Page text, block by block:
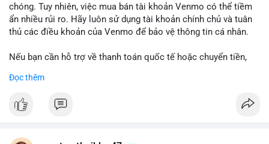
chóng. Tuy nhiên, việc mua bán tài khoản Venmo có thể tiềm
ẩn nhiều rủi ro. Hãy luôn sử dụng tài khoản chính chủ và tuân
thủ các điều khoản của Venmo để bảo vệ thông tin cá nhân.
Nếu bạn cần hỗ trợ về thanh toán quốc tế hoặc chuyển tiền,
cung cấp dịch vụ tư vấn và giải pháp thanh toán trực tuyến an
Đọc thêm